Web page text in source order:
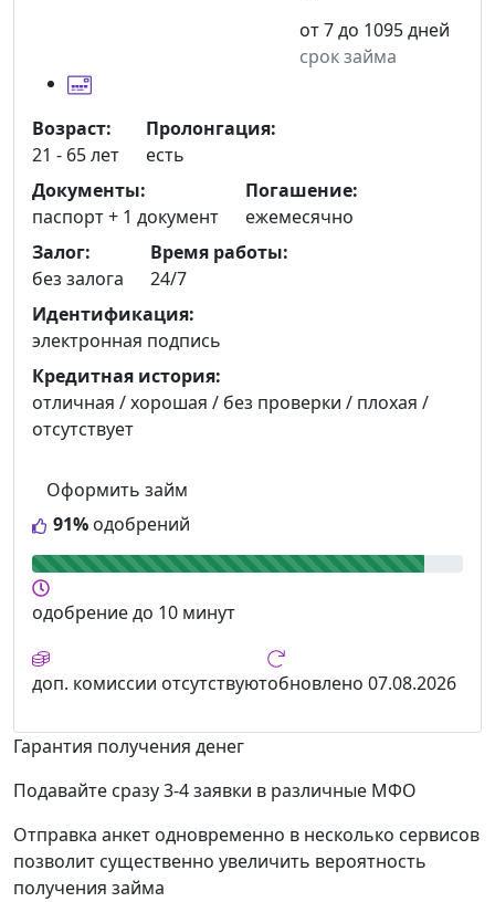
от 7 до 1095 дней
срок займа
91% одобрений
Оформить займ
Возраст:
21 - 65 лет
Пролонгация:
есть
Документы:
паспорт + 1 документ
Погашение:
ежемесячно
Залог:
без залога
Время работы:
24/7
Идентификация:
электронная подпись
Кредитная история:
отличная / хорошая / без проверки / плохая /
отсутствует
одобрениедо 10 минут
доп. комиссии отсутствуютобновлено 07.08.2026
Гарантия получения денег
Подавайте сразу 3-4 заявки в различные МФО
Отправка анкет одновременно в несколько сервисов
позволит существенно увеличить вероятность
получения займа